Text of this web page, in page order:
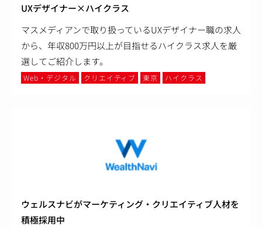
UXデザイナー×ハイクラス
マスメディアンで取り扱っているUXデザイナー職の求人
から、年収800万円以上が目指せるハイクラス求人を厳
選してご紹介します。
Web・デジタル クリエイティブ 東京 ハイクラス
ウェルスナビがマーケティング・クリエイティブ人材を
積極採用中